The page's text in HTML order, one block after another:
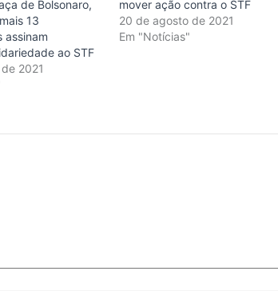
de Bolsonaro,
13
assinam
ao STF
2021
mover ação contra o STF
20 de agosto de 2021
Em "Notícias"